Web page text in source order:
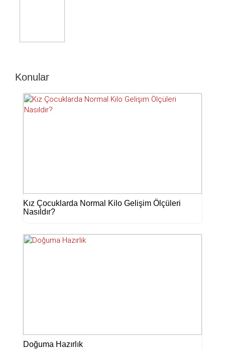
Konular
Kız Çocuklarda Normal Kilo Gelişim Ölçüleri
Nasıldır?
Doğuma Hazırlık